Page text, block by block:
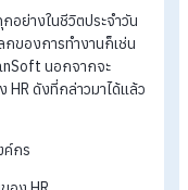
ดภาระงาน ลดความผิด
ถลดต้นทุนให้กับองค์กรได้
และการบริหารการจัดก
ทธิภาพ โดยไม่ต้องจ้าง HR